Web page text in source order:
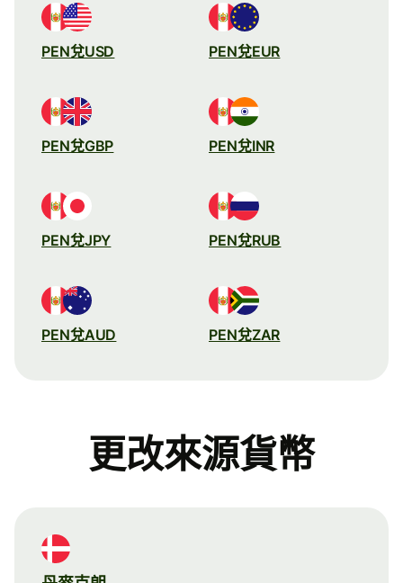
PEN兌USD PEN兌EUR
PEN兌GBP PEN兌INR
PEN兌JPY PEN兌RUB
PEN兌AUD PEN兌ZAR
更改來源貨幣